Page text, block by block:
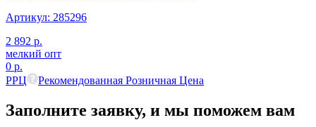
Артикул: 285296
2 892 р.
мелкий опт
0 р.
РРЦ
Рекомендованная Розничная Цена
Заполните заявку, и мы поможем вам